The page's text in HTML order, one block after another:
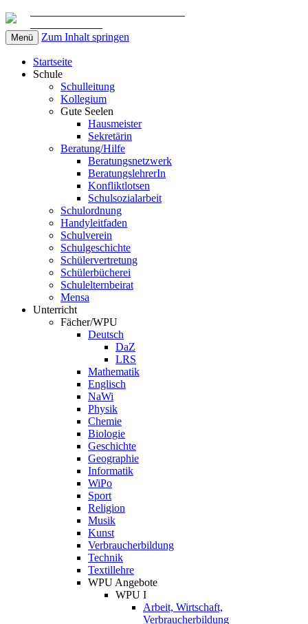
Menü Zum Inhalt springen
Startseite
Schule
Schulleitung
Kollegium
Gute Seelen
Hausmeister
Sekretärin
Beratung/Hilfe
Beratungsnetzwerk
BeratungslehrerIn
Konfliktlotsen
Schulsozialarbeit
Schulordnung
Handyleitfaden
Schulverein
Schulgeschichte
Schülervertretung
Schülerbücherei
Schulelternbeirat
Mensa
Unterricht
Fächer/WPU
Deutsch
DaZ
LRS
Mathematik
Englisch
NaWi
Physik
Chemie
Biologie
Geschichte
Geographie
Informatik
WiPo
Sport
Religion
Musik
Kunst
Verbraucherbildung
Technik
Textillehre
WPU Angebote
WPU I
Arbeit, Wirtschaft,
Verbraucherbildung